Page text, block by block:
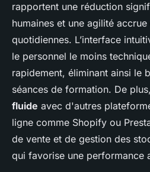
rapportent une réduction
humaines et une agilité
quotidiennes. L’interface
le personnel le moins
rapidement, éliminant ainsi le
séances de formation. De
fluide avec d'autres
ligne comme Shopify ou
de vente et de gestion des
qui favorise une performance